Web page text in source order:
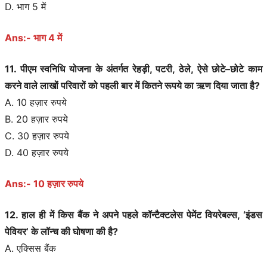
D. भाग 5 में
Ans:- भाग 4 में
11. पीएम स्वनिधि योजना के अंतर्गत रेहड़ी, पटरी, ठेले, ऐसे छोटे–छोटे काम
करने वाले लाखों परिवारों को पहली बार में कितने रूपये का ऋण दिया जाता है?
A. 10 हज़ार रुपये
B. 20 हज़ार रुपये
C. 30 हज़ार रुपये
D. 40 हज़ार रुपये
Ans:- 10 हज़ार रुपये
12. हाल ही में किस बैंक ने अपने पहले कॉन्टैक्टलेस पेमेंट वियरेबल्स, ‘इंडस
पेवियर’ के लॉन्च की घोषणा की है?
A. एक्सिस बैंक